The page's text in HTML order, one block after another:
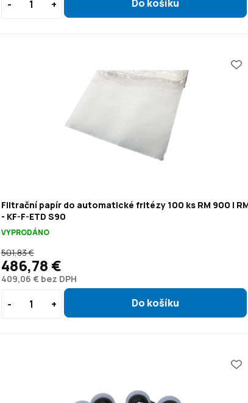
Filtrační papír do automatické fritézy 100 ks RM 900 |
- KF-F-ETD S90
VYPRODÁNO
409,06 € bez DPH
501,83 €
486,78 €